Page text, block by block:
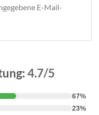
E-Mail-
4.7/5
67%
23%